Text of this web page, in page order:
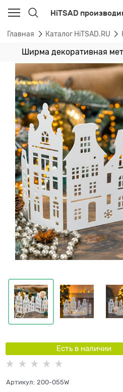
HiTSAD
Главная Каталог HiTSAD.RU
Ширма декоративная
Есть в наличии
Артикул: 200-055W